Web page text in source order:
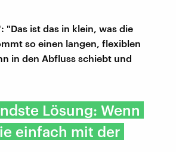
"Das ist das in klein, was die
so einen langen, flexiblen
in den Abfluss schiebt und
Lösung: Wenn
einfach mit der